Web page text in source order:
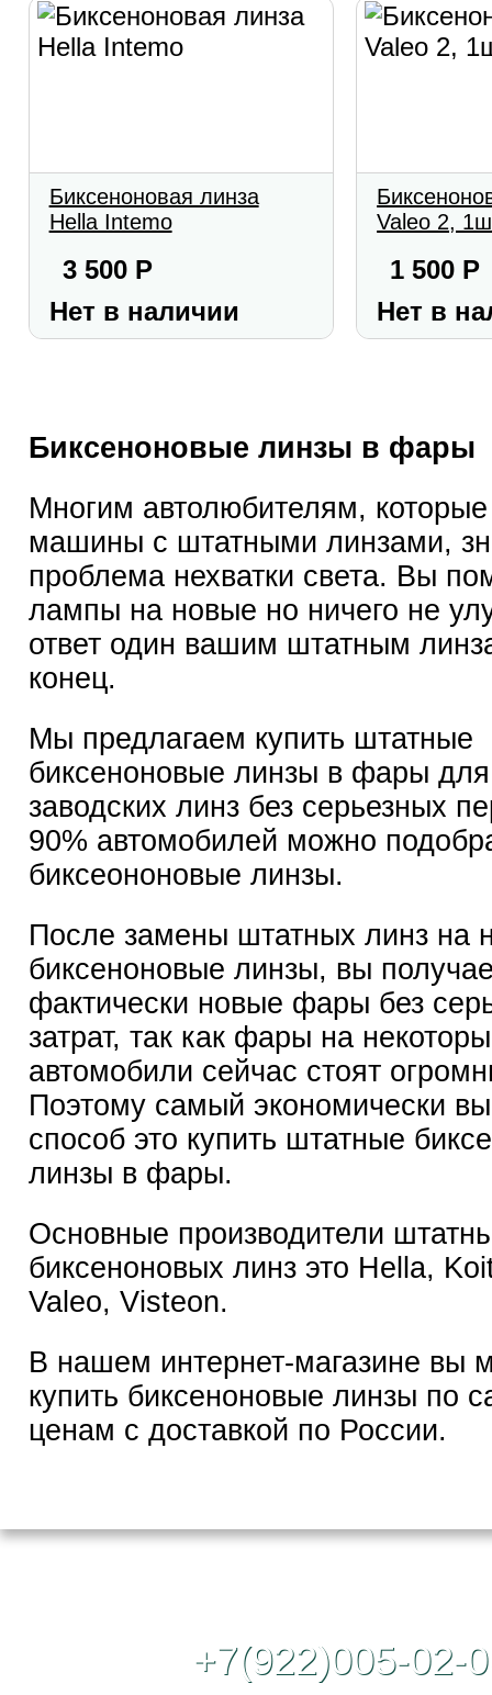
Биксеноновая линза
Hella Intemo
3 500 Р
Нет в наличии
Valeo 2,
1 500 Р
Нет в
Биксеноновые линзы в фары
Многим автолюбителям,
машины с штатными линзами,
проблема нехватки света. Вы
лампы на новые но ничего не
ответ один вашим штатным
конец.
Мы предлагаем купить штатные
биксеноновые линзы в фары
заводских линз без серьезных
90% автомобилей можно
биксеононовые линзы.
После замены штатных линз на
биксеноновые линзы, вы
фактически новые фары без
затрат, так как фары на
автомобили сейчас стоят
Поэтому самый экономически
способ это купить штатные
линзы в фары.
Основные производители
биксеноновых линз это Hella,
Valeo, Visteon.
В нашем интернет-магазине вы
купить биксеноновые линзы по
ценам с доставкой по России.
+7(922)005-02-